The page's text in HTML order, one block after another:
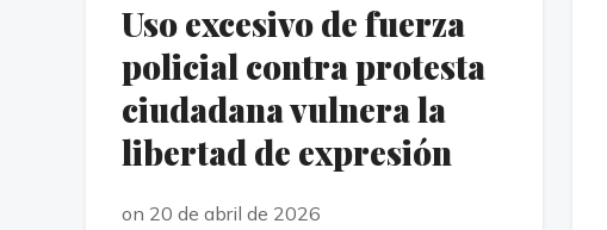
Uso excesivo de fuerza
policial contra protesta
ciudadana vulnera la
libertad de expresión
on 20 de abril de 2026